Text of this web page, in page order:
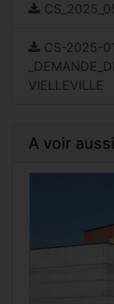
CS-2025-
VIELLEVILLE
A voir aussi